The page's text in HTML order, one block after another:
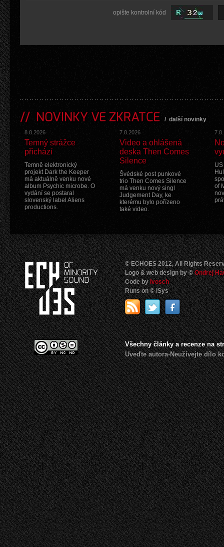
opište kontrolní kód
NOVINKY VE ZKRATCE / další novinky
8.8.2026
Temný strážce
přichází
Temně elektronický
projekt Dark the Keeper
má aktuálně venku nové
album Psychic microbe. O
vydání se postaral
slovenský label Aliens
productions.
7.8.2026
Video a ohlášená
deska Then Comes
Silence
Švédské post punkové
trio Then Comes Silence
má venku nový singl
Judgement Day, ke
kterému bylo pořízeno
také video.
of
© ECHOES 2012, All Rights
Logo & web design by ©Ondrej
Code byIvosch
Runs on © iSys
Všechny články a recenze na
Uveďte autora-Neužívejte dílo